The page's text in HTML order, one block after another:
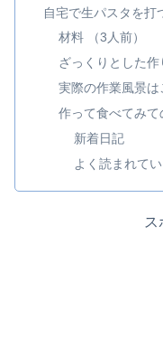
自宅で生パスタを打
材料 （3人前）
ざっくりとした作
実際の作業風景は
作って食べてみて
新着日記
よく読まれて
ス